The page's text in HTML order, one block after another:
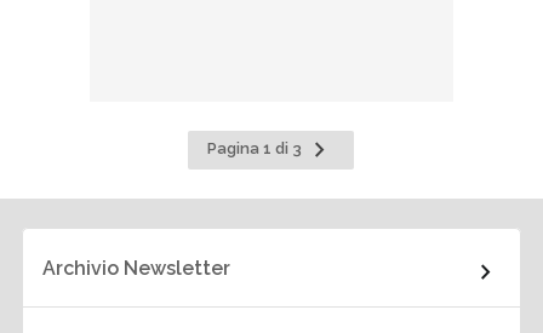
Pagina 1 di 3
Pagina
successiva
Archivio Newsletter